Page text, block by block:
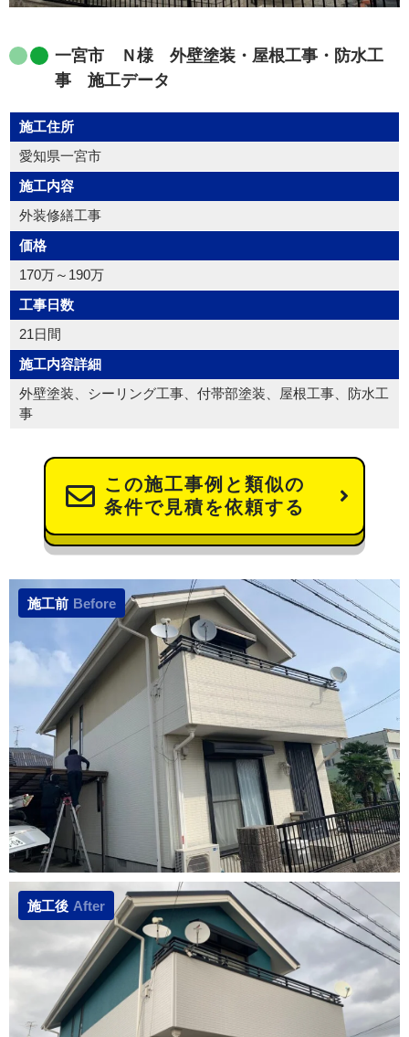
一宮市 Ｎ様 外壁塗装・屋根工事・防水工
事 施工データ
施工住所
愛知県一宮市
施工内容
外装修繕工事
価格
170万～190万
工事日数
21日間
施工内容詳細
外壁塗装、シーリング工事、付帯部塗装、屋根工事、防水工
事
この施工事例と類似の
条件で見積を依頼する
施工前 Before
施工後 After